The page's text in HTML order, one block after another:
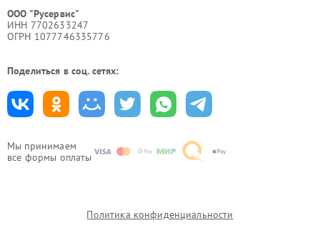
Мы принимаем
все формы оплаты
ООО "Русервис"
ИНН 7702633247
ОГРН 1077746335776
Поделиться в соц. сетях:
Политика конфиденциальности